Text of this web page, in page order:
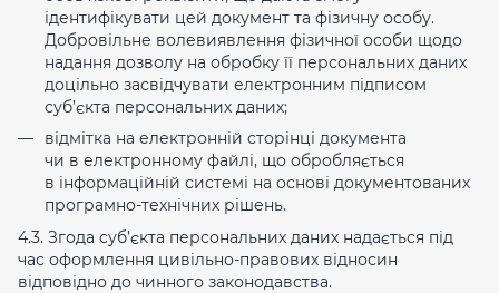
ідентифікувати цей документ та фізичну особу.
Добровільне волевиявлення фізичної особи щодо
надання дозволу на обробку її персональних даних
доцільно засвідчувати електронним підписом
суб’єкта персональних даних;
відмітка на електронній сторінці документа
чи в електронному файлі, що обробляється
в інформаційній системі на основі документованих
програмно-технічних рішень.
4.3. Згода суб’єкта персональних даних надається під
час оформлення цивільно-правових відносин
відповідно до чинного законодавства.